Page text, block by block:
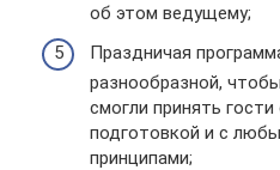
об этом ведущему;
Праздничая
разнообразной,
смогли принять
подготовкой и с
принципами;